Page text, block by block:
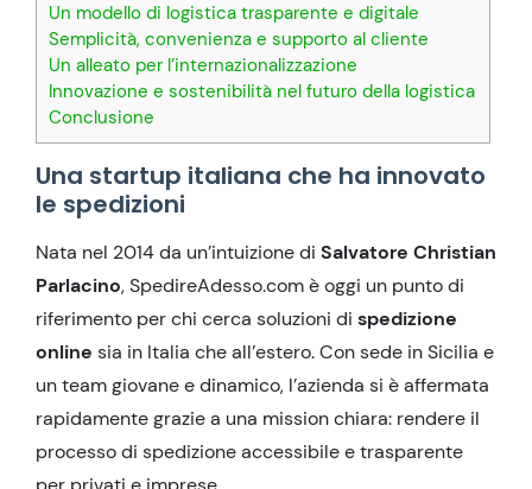
Un modello di logistica trasparente e digitale
Semplicità, convenienza e supporto al cliente
Un alleato per l’internazionalizzazione
Innovazione e sostenibilità nel futuro della logistica
Conclusione
Una startup italiana che ha innovato
le spedizioni
Nata nel 2014 da un’intuizione di Salvatore Christian
Parlacino, SpedireAdesso.com è oggi un punto di
riferimento per chi cerca soluzioni di spedizione
online sia in Italia che all’estero. Con sede in Sicilia e
un team giovane e dinamico, l’azienda si è affermata
rapidamente grazie a una mission chiara: rendere il
processo di spedizione accessibile e trasparente